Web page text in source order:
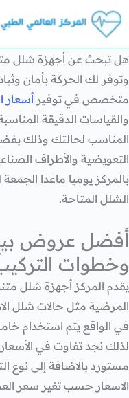
هل تبحث عن أجهزة شلل
وتوفر لك الحركة بأمان
متخصص في توفير أسعار
والقياسات الدقيقة
المناسب لحالتك وذلك
التعويضية والأطراف
بالمركز يوميا ماعدا
الشلل المتاحة.
أفضل عروض
وخطوات
يقدم المركز أجهزة شلل
المرضية مثل حالات شلل
في الواقع يتم استخدام
لذلك نجد تفاوت في
مستورد بالاضافة إلى نوع
الاسعار حسب تغير سعر